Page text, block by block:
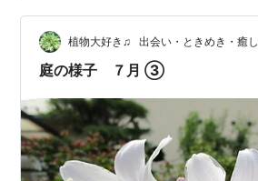
植物大好き♫ 出会い・ときめき・癒し
庭の様子 ７月 ③